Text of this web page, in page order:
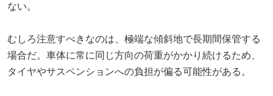
ない。
むしろ注意すべきなのは、極端な傾斜地で長期間保管する
場合だ。車体に常に同じ方向の荷重がかかり続けるため、
タイヤやサスペンションへの負担が偏る可能性がある。